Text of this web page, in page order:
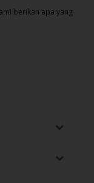
berikan apa yang